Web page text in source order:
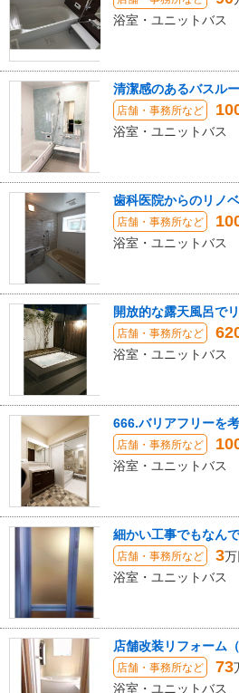
浴室・ユニットバス
清潔感のあるバスル
店舗・事務所など
浴室・ユニットバス
歯科医院からのリノ
店舗・事務所など
浴室・ユニットバス
開放的な露天風呂で
店舗・事務所など
浴室・ユニットバス
666.バリアフリーを
店舗・事務所など
浴室・ユニットバス
細かい工事でもなん
店舗・事務所など 3万
浴室・ユニットバス
店舗改装リフォーム
店舗・事務所など 73
浴室・ユニットバス